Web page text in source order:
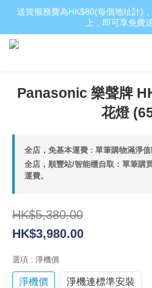
送貨服務費為HK$80(每個地址計)
上，即可享免費
Panasonic 樂聲牌
花燈
全店，免基本運費 : 單筆購物滿淨
全店，順豐站/智能櫃自取：單筆購
運費。
HK$5,380.00
HK$3,980.00
選項 : 淨機價
淨機價 淨機連標準安裝